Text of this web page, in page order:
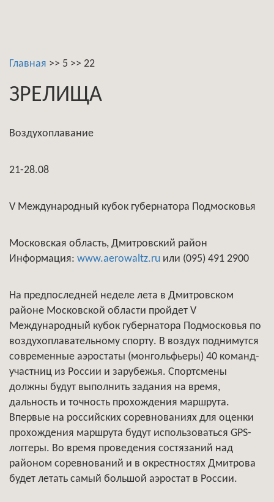
Главная >> 5 >> 22
ЗРЕЛИЩА
Воздухоплавание
21-28.08
V Международный кубок губернатора Подмосковья
Московская область, Дмитровский район
Информация: www.aerowaltz.ru или (095) 491 2900
На предпоследней неделе лета в Дмитровском
районе Московской области пройдет V
Международный кубок губернатора Подмосковья по
воздухоплавательному спорту. В воздух поднимутся
современные аэростаты (монгольфьеры) 40 команд-
участниц из России и зарубежья. Спортсмены
должны будут выполнить задания на время,
дальность и точность прохождения маршрута.
Впервые на российских соревнованиях для оценки
прохождения маршрута будут использоваться GРS-
логгеры. Во время проведения состязаний над
районом соревнований и в окрестностях Дмитрова
будет летать самый большой аэростат в России.